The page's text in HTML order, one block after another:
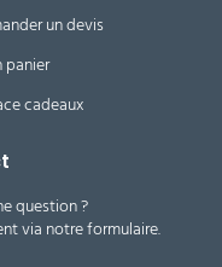
un devis
panier
cadeaux
question ?
via notre formulaire.